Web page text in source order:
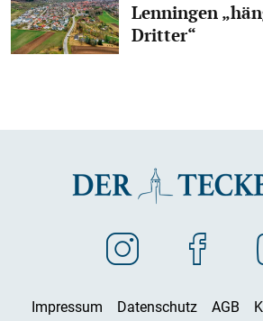
Lenningen
Dritter“
Impressum Datenschutz AGB